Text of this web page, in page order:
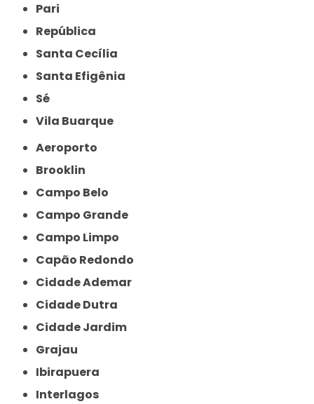
Pari
República
Santa Cecília
Santa Efigênia
Sé
Vila Buarque
Aeroporto
Brooklin
Campo Belo
Campo Grande
Campo Limpo
Capão Redondo
Cidade Ademar
Cidade Dutra
Cidade Jardim
Grajau
Ibirapuera
Interlagos